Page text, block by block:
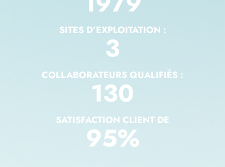
SITES D’EXPLOITATION :
3
COLLABORATEURS QUALIFIÉS :
130
SATISFACTION CLIENT DE
95%